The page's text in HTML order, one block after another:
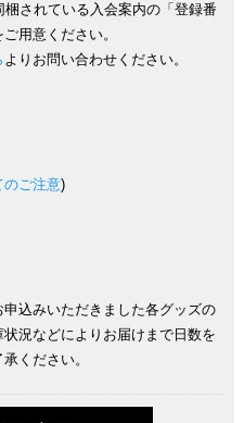
されている入会案内の「登録番
用意ください。
よりお問い合わせください。
のご注意)
込みいただきました各グッズの
況などによりお届けまで日数を
ください。